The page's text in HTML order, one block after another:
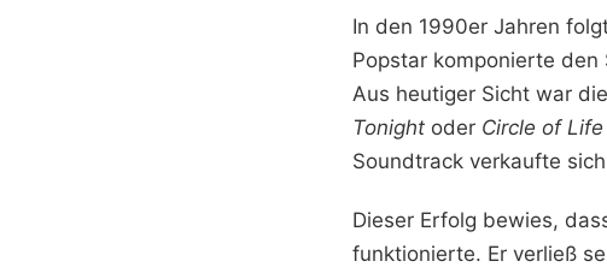
In den 1990er Jahren
Popstar komponierte
Aus heutiger Sicht war
Tonight oder Circle of Life
Soundtrack verkaufte
Dieser Erfolg bewies,
funktionierte. Er verließ